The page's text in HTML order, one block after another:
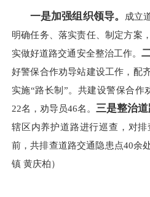
一是加强组织领导。
成立
明确任务、落实责任、制定方案
实做好道路交通安全整治工作。
好警保合作劝导站建设工作，配
实施“路长制”。共建设警保合作
22名，劝导员46名。 三是整治道
辖区内养护道路进行巡查，对
前，共排查道路交通隐患点40余
镇 黄庆柏）